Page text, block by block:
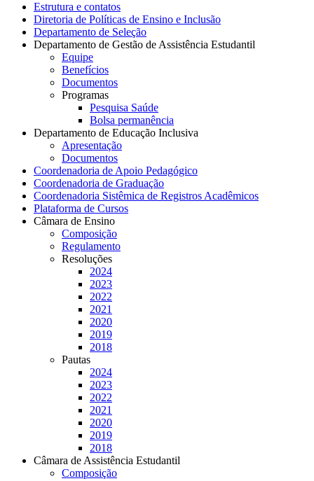
Estrutura e contatos
Diretoria de Políticas de Ensino e Inclusão
Departamento de Seleção
Departamento de Gestão de Assistência Estudantil
Equipe
Benefícios
Documentos
Programas
Pesquisa Saúde
Bolsa permanência
Departamento de Educação Inclusiva
Apresentação
Documentos
Coordenadoria de Apoio Pedagógico
Coordenadoria de Graduação
Coordenadoria Sistêmica de Registros Acadêmicos
Plataforma de Cursos
Câmara de Ensino
Composição
Regulamento
Resoluções
2024
2023
2022
2021
2020
2019
2018
Pautas
2024
2023
2022
2021
2020
2019
2018
Câmara de Assistência Estudantil
Composição